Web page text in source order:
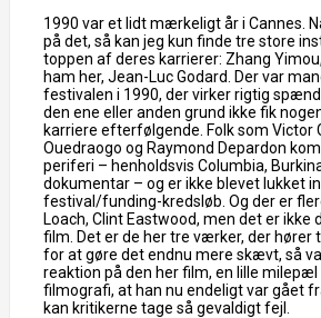
1990 var et lidt mærkeligt år i Cannes.
på det, så kan jeg kun finde tre store
toppen af deres karrierer: Zhang
ham her, Jean-Luc Godard. Der var
festivalen i 1990, der virker rigtig
den ene eller anden grund ikke fik
karriere efterfølgende. Folk som Victor
Ouedraogo og Raymond Depardon
periferi – henholdsvis Columbia,
dokumentar – og er ikke blevet lukket
festival/funding-kredsløb. Og der er
Loach, Clint Eastwood, men det er ikke
film. Det er de her tre værker, der hører
for at gøre det endnu mere skævt, så
reaktion på den her film, en lille milepæl
filmografi, at han nu endeligt var gået
kan kritikerne tage så gevaldigt fejl.